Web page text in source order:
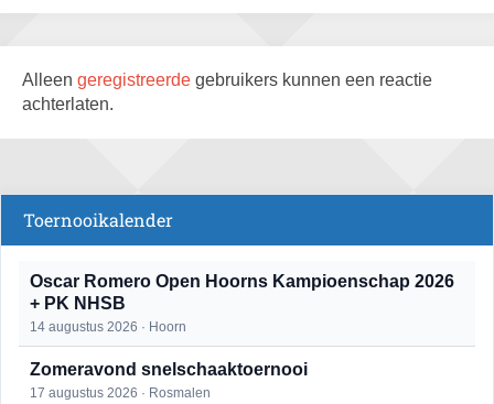
Alleen geregistreerde gebruikers kunnen een reactie
achterlaten.
Toernooikalender
Oscar Romero Open Hoorns Kampioenschap 2026
+ PK NHSB
14 augustus 2026 · Hoorn
Zomeravond snelschaaktoernooi
17 augustus 2026 · Rosmalen